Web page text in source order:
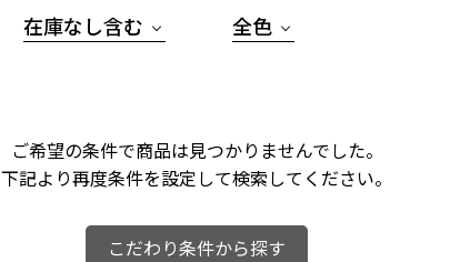
在庫なし含む 全色
ご希望の条件で商品は見つかりませんでした。
下記より再度条件を設定して検索してください。
こだわり条件から探す